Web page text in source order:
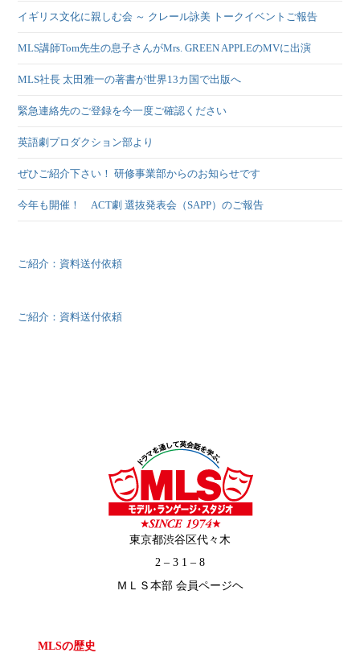
イギリス文化に親しむ会 ～ クレール詠美 トークイベントご報告
MLS講師Tom先生の息子さんがMrs. GREEN APPLEのMVに出演
MLS社長 太田雅一の著書が世界13カ国で出版へ
緊急連絡先のご登録を今一度ご確認ください
英語劇プロダクション部より
ぜひご紹介下さい！ 研修事業部からのお知らせです
今年も開催！ ACT劇 選抜発表会（SAPP）のご報告
ご紹介：資料送付依頼
ご紹介：資料送付依頼
東京都渋谷区代々木
2 – 3 1 – 8
ＭＬＳ本部 会員ページヘ
MLSの歴史